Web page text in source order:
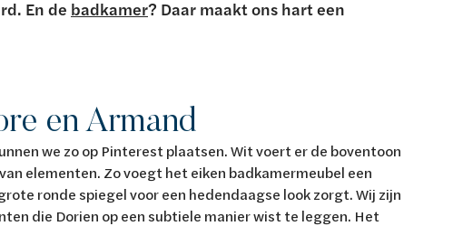
En de badkamer? Daar maakt ons hart een
en Armand
we zo op Pinterest plaatsen. Wit voert er de boventoon
elementen. Zo voegt het eiken badkamermeubel een
ronde spiegel voor een hedendaagse look zorgt. Wij zijn
die Dorien op een subtiele manier wist te leggen. Het